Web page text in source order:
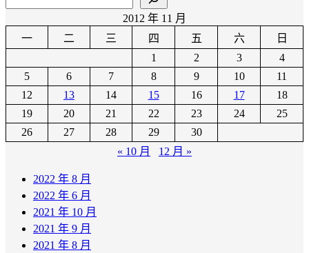
2012 年 11 月
一
二 三 四 五 六
日
1
2 3
4
5
6 7 8 9 10
11
12
13 14 15 16 17
18
19
20 21 22 23 24
25
26
27 28 29
30
« 10 月
12 月 »
2022 年 8 月
2022 年 6 月
2021 年 10 月
2021 年 9 月
2021 年 8 月